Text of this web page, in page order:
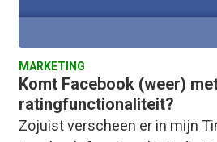
MARKETING
Komt Facebook (weer)
ratingfunctionaliteit?
Zojuist verscheen er in mijn